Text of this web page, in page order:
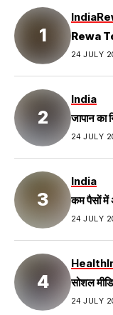
India
Rewa
24 JULY
India
जापान का
24 JULY
India
कम पैसों में
24 JULY
Health
सोशल
24 JULY